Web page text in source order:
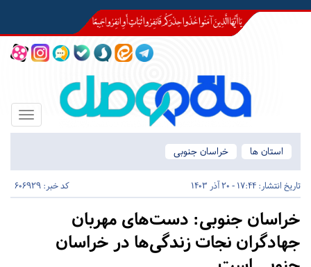
Toggle
استان ها
خراسان جنوبی
تاریخ انتشار: 17:44 - 20 آذر 1403 کد خبر: 606929
خراسان جنوبی: دست‌های مهربان
جهادگران نجات زندگی‌ها در خراسان